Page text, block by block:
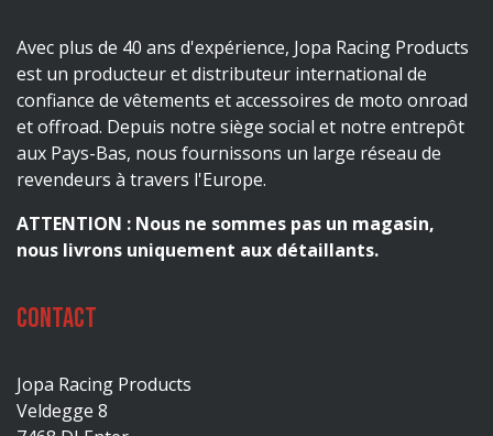
Avec plus de 40 ans d'expérience, Jopa Racing Products
est un producteur et distributeur international de
confiance de vêtements et accessoires de moto onroad
et offroad. Depuis notre siège social et notre entrepôt
aux Pays-Bas, nous fournissons un large réseau de
revendeurs à travers l'Europe.
ATTENTION : Nous ne sommes pas un magasin,
nous livrons uniquement aux détaillants.
Contact
Jopa Racing Products
Veldegge 8